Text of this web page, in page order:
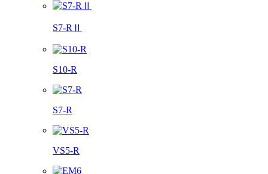
S7-RⅡ
S10-R
S7-R
VS5-R